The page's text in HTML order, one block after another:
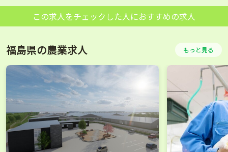
この求人をチェックした人におすすめの求人
福島県の農業求人 もっと見る